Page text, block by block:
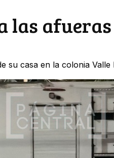
las afueras
casa en la colonia Valle